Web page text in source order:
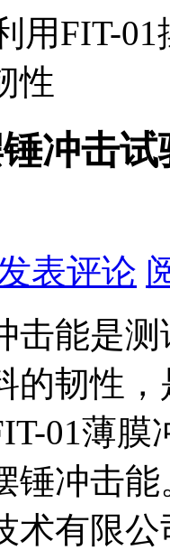
用FIT-
性
冲击
表评论
击能是
的韧性
01薄
锤冲击
术有限